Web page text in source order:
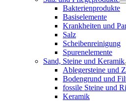
Bakterienprodukte
Basiselemente
Krankheiten und
Salz
Scheibenreinigung
Spurenelemente
Sand, Steine und Keramik
Ablegersteine und
Bodengrund und
fossile Steine und
Keramik